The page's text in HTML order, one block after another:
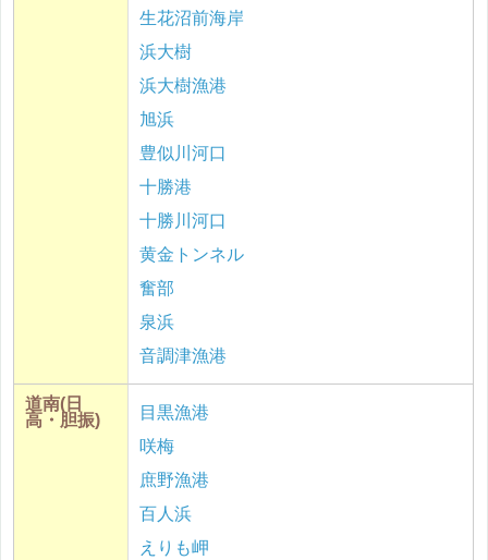
生花沼前海岸
浜大樹
浜大樹漁港
旭浜
豊似川河口
十勝港
十勝川河口
黄金トンネル
奮部
泉浜
音調津漁港
道南(日
高・胆振)
目黒漁港
咲梅
庶野漁港
百人浜
えりも岬